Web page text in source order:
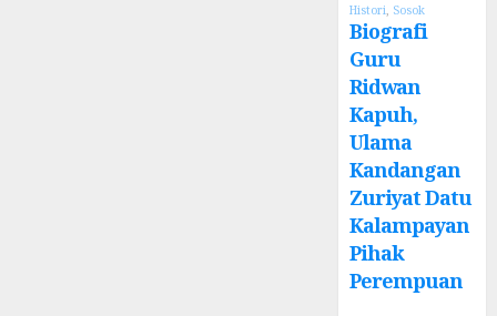
Histori Sosok
Biografi
Guru
Ridwan
Kapuh,
Ulama
Kandangan
Zuriyat Datu
Kalampayan
Pihak
Perempuan